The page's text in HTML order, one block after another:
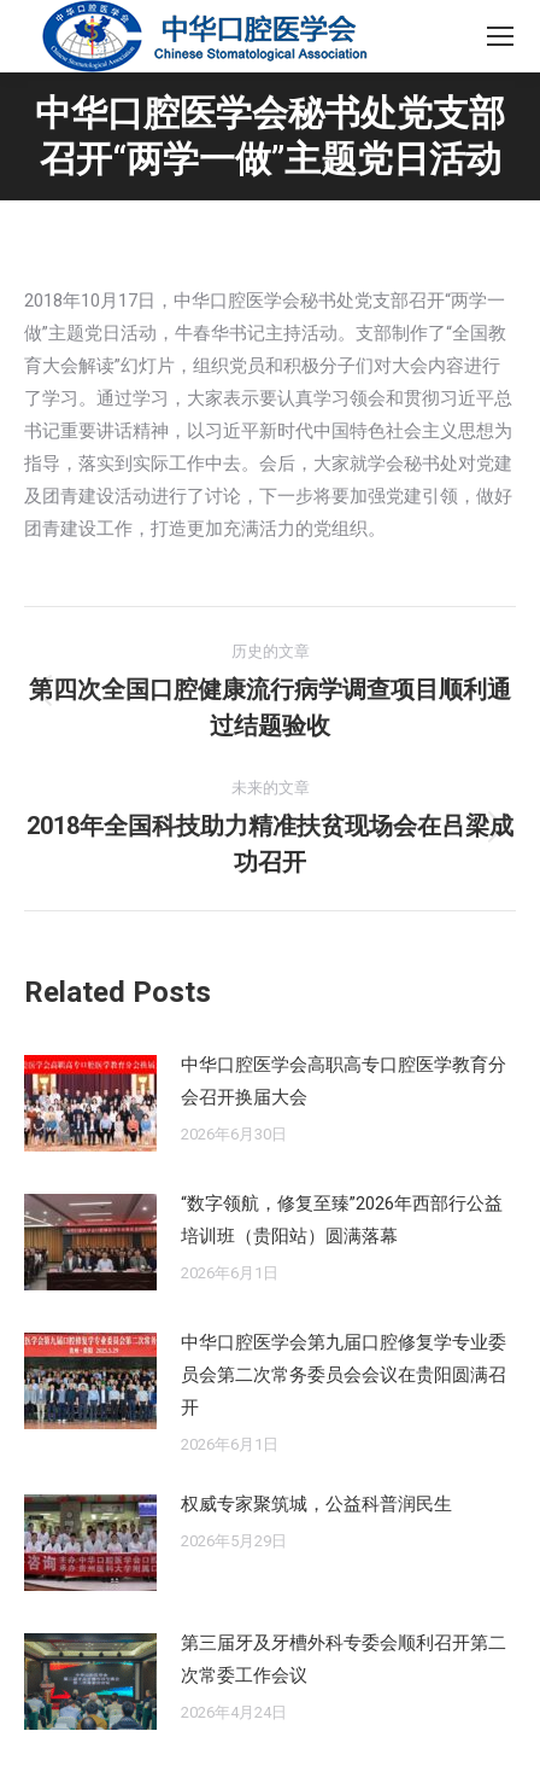
中华口腔医学会秘书处党支部
召开“两学一做”主题党日活动
2018年10月17日，中华口腔医学会秘书处党支部召开“两学一
做”主题党日活动，牛春华书记主持活动。支部制作了“全国教
育大会解读”幻灯片，组织党员和积极分子们对大会内容进行
了学习。通过学习，大家表示要认真学习领会和贯彻习近平总
书记重要讲话精神，以习近平新时代中国特色社会主义思想为
指导，落实到实际工作中去。会后，大家就学会秘书处对党建
及团青建设活动进行了讨论，下一步将要加强党建引领，做好
团青建设工作，打造更加充满活力的党组织。
章
历史的文章
历
史
文
章：
第四次全国口腔健康流行病学调查项目顺利通
过结题验收
未来的文章
未
来
的
2018年全国科技助力精准扶贫现场会在吕梁成
功召开
Related Posts
中华口腔医学会高职高专口腔医学教育分
会召开换届大会
2026年6月30日
“数字领航，修复至臻”2026年西部行公益
培训班（贵阳站）圆满落幕
2026年6月1日
中华口腔医学会第九届口腔修复学专业委
员会第二次常务委员会会议在贵阳圆满召
开
2026年6月1日
权威专家聚筑城，公益科普润民生
2026年5月29日
第三届牙及牙槽外科专委会顺利召开第二
次常委工作会议
2026年4月24日